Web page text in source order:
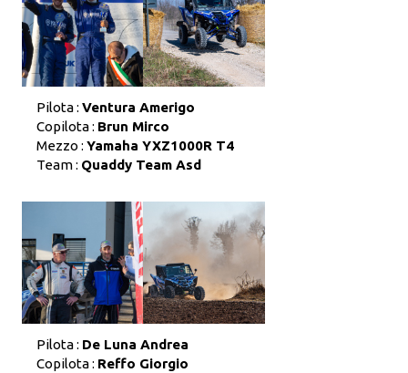
Pilota : Ventura Amerigo
Copilota : Brun Mirco
Mezzo : Yamaha YXZ1000R T4
Team : Quaddy Team Asd
Pilota : De Luna Andrea
Copilota : Reffo Giorgio